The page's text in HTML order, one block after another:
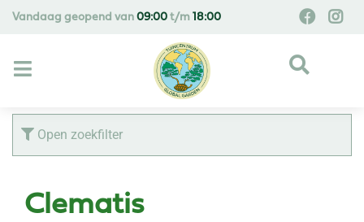
Vandaag geopend van 09:00 t/m 18:00
Open zoekfilter
Clematis